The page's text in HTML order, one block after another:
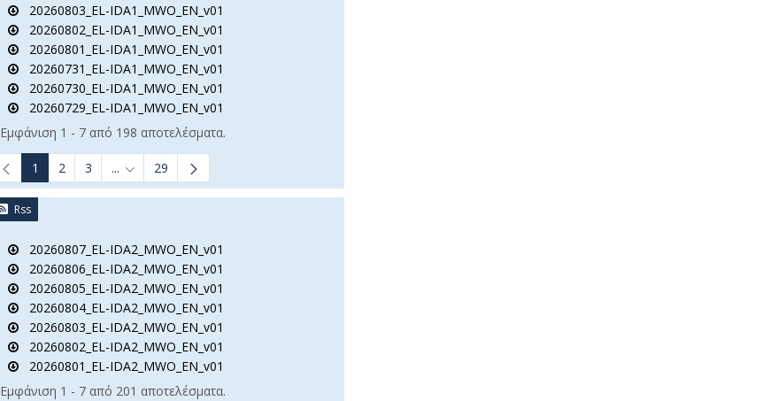
20260803_EL-IDA1_MWO_EN_v01
20260802_EL-IDA1_MWO_EN_v01
20260801_EL-IDA1_MWO_EN_v01
20260731_EL-IDA1_MWO_EN_v01
20260730_EL-IDA1_MWO_EN_v01
20260729_EL-IDA1_MWO_EN_v01
Εμφάνιση 1 - 7 από 198 αποτελέσματα.
1 2 3 ... Ενδιάμεσες σελίδες Use TAB to navigate.
29
Rss
20260807_EL-IDA2_MWO_EN_v01
20260806_EL-IDA2_MWO_EN_v01
20260805_EL-IDA2_MWO_EN_v01
20260804_EL-IDA2_MWO_EN_v01
20260803_EL-IDA2_MWO_EN_v01
20260802_EL-IDA2_MWO_EN_v01
20260801_EL-IDA2_MWO_EN_v01
Εμφάνιση 1 - 7 από 201 αποτελέσματα.